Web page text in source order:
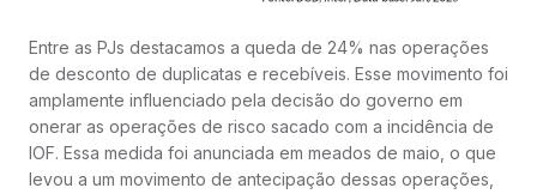
Entre as PJs destacamos a queda de 24% nas operações
de desconto de duplicatas e recebíveis. Esse movimento foi
amplamente influenciado pela decisão do governo em
onerar as operações de risco sacado com a incidência de
IOF. Essa medida foi anunciada em meados de maio, o que
levou a um movimento de antecipação dessas operações,